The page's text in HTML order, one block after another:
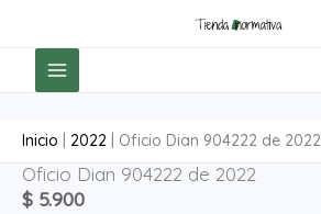
contenido
Inicio 2022 Oficio Dian 904222 de 2022
Oficio Dian 904222 de 2022
$ 5.900
Oficio
Dian